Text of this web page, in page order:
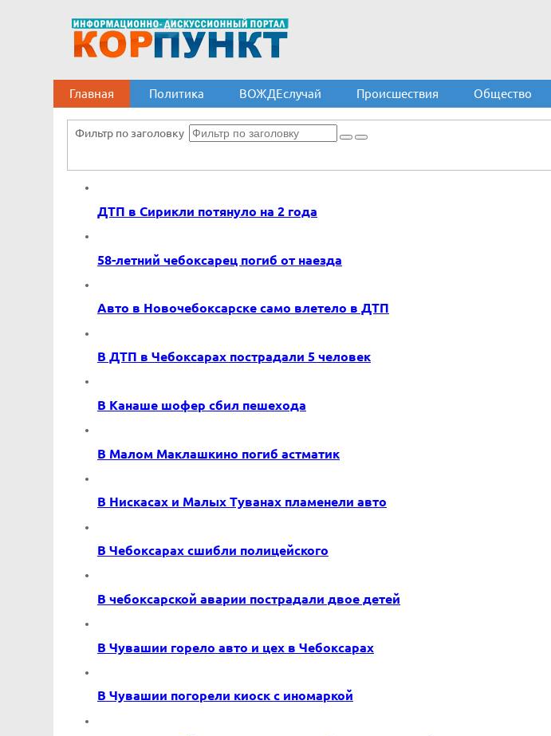
Главная Политика ВОЖДЕслучай Происшествия Общество
Фильтр по заголовку
ДТП в Сирикли потянуло на 2 года
58-летний чебоксарец погиб от наезда
Авто в Новочебоксарске само влетело в ДТП
В ДТП в Чебоксарах пострадали 5 человек
В Канаше шофер сбил пешехода
В Малом Маклашкино погиб астматик
В Нискасах и Малых Туванах пламенели авто
В Чебоксарах сшибли полицейского
В чебоксарской аварии пострадали двое детей
В Чувашии горело авто и цех в Чебоксарах
В Чувашии погорели киоск с иномаркой